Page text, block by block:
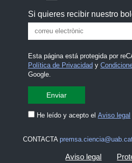
Si quieres recibir nuestro
Esta página está protegida por
Política de Privacidady
Google.
He leído y acepto el Aviso legal
CONTACTA
Aviso legal